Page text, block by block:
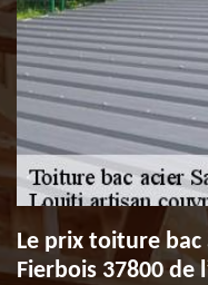
Le prix toiture bac
Fierbois 37800 de